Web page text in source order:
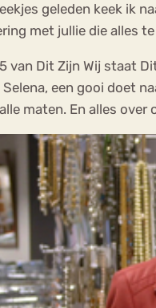
geleden keek ik
met jullie die alles
van Dit Zijn Wij staat
een gooi doet
maten. En alles